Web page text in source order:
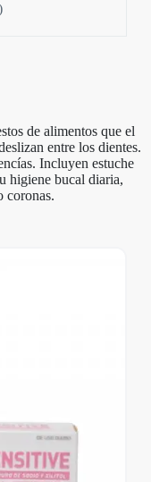
de alimentos que el
entre los dientes.
Incluyen estuche
higiene bucal diaria,
coronas.